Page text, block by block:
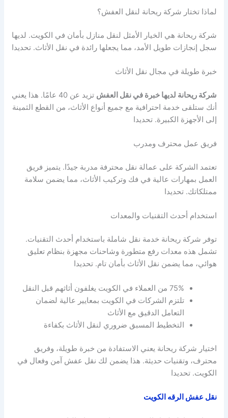
لماذا تختار شركة ريحانة لنقل العفش؟
شركة ريحانة هي الخيار الأمثل لنقل منازل بأمان في الكويت. لديها
سجل إنجازات طويل الأمد، مما يجعلها رائدة في نقل الأثاث. تحديدا
خبرة طويلة في مجال نقل الأثاث
شركة ريحانة لديها خبرة في نقل العفش
تزيد عن 40 عامًا. هذا يعني
أنك ستلقى خدمة احترافية مع جميع أنواع الأثاث، من القطع الثمينة
إلى الأجهزة الكبيرة. تحديدا
فريق عمل محترف ومدرب
تعتمد الشركة على عمالة نقل محترفة مدربة جيدًا. يتميز فريق
العمل بمهارات عالية في فك وتركيب الأثاث، مما يضمن سلامة
ممتلكاتك. تحديدا
استخدام أحدث التقنيات والمعدات
توفر شركة ريحانة خدمة نقل شاملة باستخدام أحدث التقنيات.
تشمل هذه معدات رفع متطورة وشاحنات مجهزة بنظام تعليق
هوائي، مما يضمن نقل الأثاث بأمان تام. تحديدا
75% من العملاء في الكويت يغلفون أثاثهم قبل النقل
تلتزم الشركات في الكويت بمعايير عالية لضمان
التعامل الدقيق مع الأثاث
التخطيط المسبق ضروري لنقل الأثاث بكفاءة
اختيار شركة ريحانة يعني الاستفادة من خبرة طويلة، وفريق
محترف، وتقنيات حديثة. هذا يضمن لك نقل عفش آمن وفعال في
الكويت. تحديدا
نقل عفش الرقه الكويت